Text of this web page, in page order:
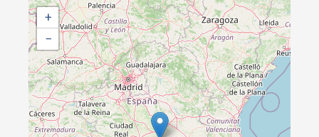
+
−